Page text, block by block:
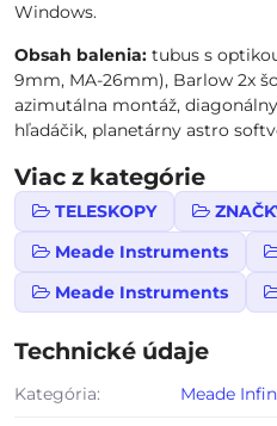
Windows.
Obsah balenia: tubus s
9mm, MA-26mm), Barlow 2x
azimutálna montáž,
hľadáčik, planetárny astro
Viac z kategórie
TELESKOPY
Meade Instruments
Meade Instruments
Technické údaje
Kategória: Meade